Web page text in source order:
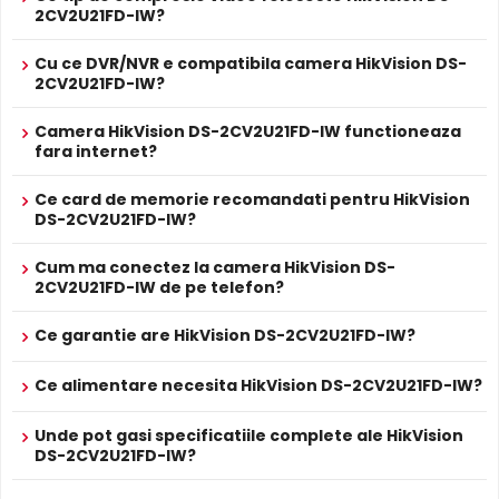
HikVision DS-2CV2U21FD-IW dispune de
Sunetul se sincronizeaza cu imaginea video, utila pentru
verificarea evenimentelor si conversatiilor din zona
Cu difuzor incorporat, HikVision DS-2CV2U21FD-IW permite
comunicare bidirectionala: puteti avertiza intrusii,
prin camera.
Intrari Audio
care puteti conecta microfoane, permitand
telefonul mobil.
caracter informativ.
2CV2U21FD-IW?
Cu ce DVR/NVR e compatibila camera HikVision DS-
2CV2U21FD-IW?
Camera HikVision DS-2CV2U21FD-IW functioneaza
fara internet?
Ce card de memorie recomandati pentru HikVision
DS-2CV2U21FD-IW?
Cum ma conectez la camera HikVision DS-
2CV2U21FD-IW de pe telefon?
Ce garantie are HikVision DS-2CV2U21FD-IW?
Ce alimentare necesita HikVision DS-2CV2U21FD-IW?
Unde pot gasi specificatiile complete ale HikVision
DS-2CV2U21FD-IW?